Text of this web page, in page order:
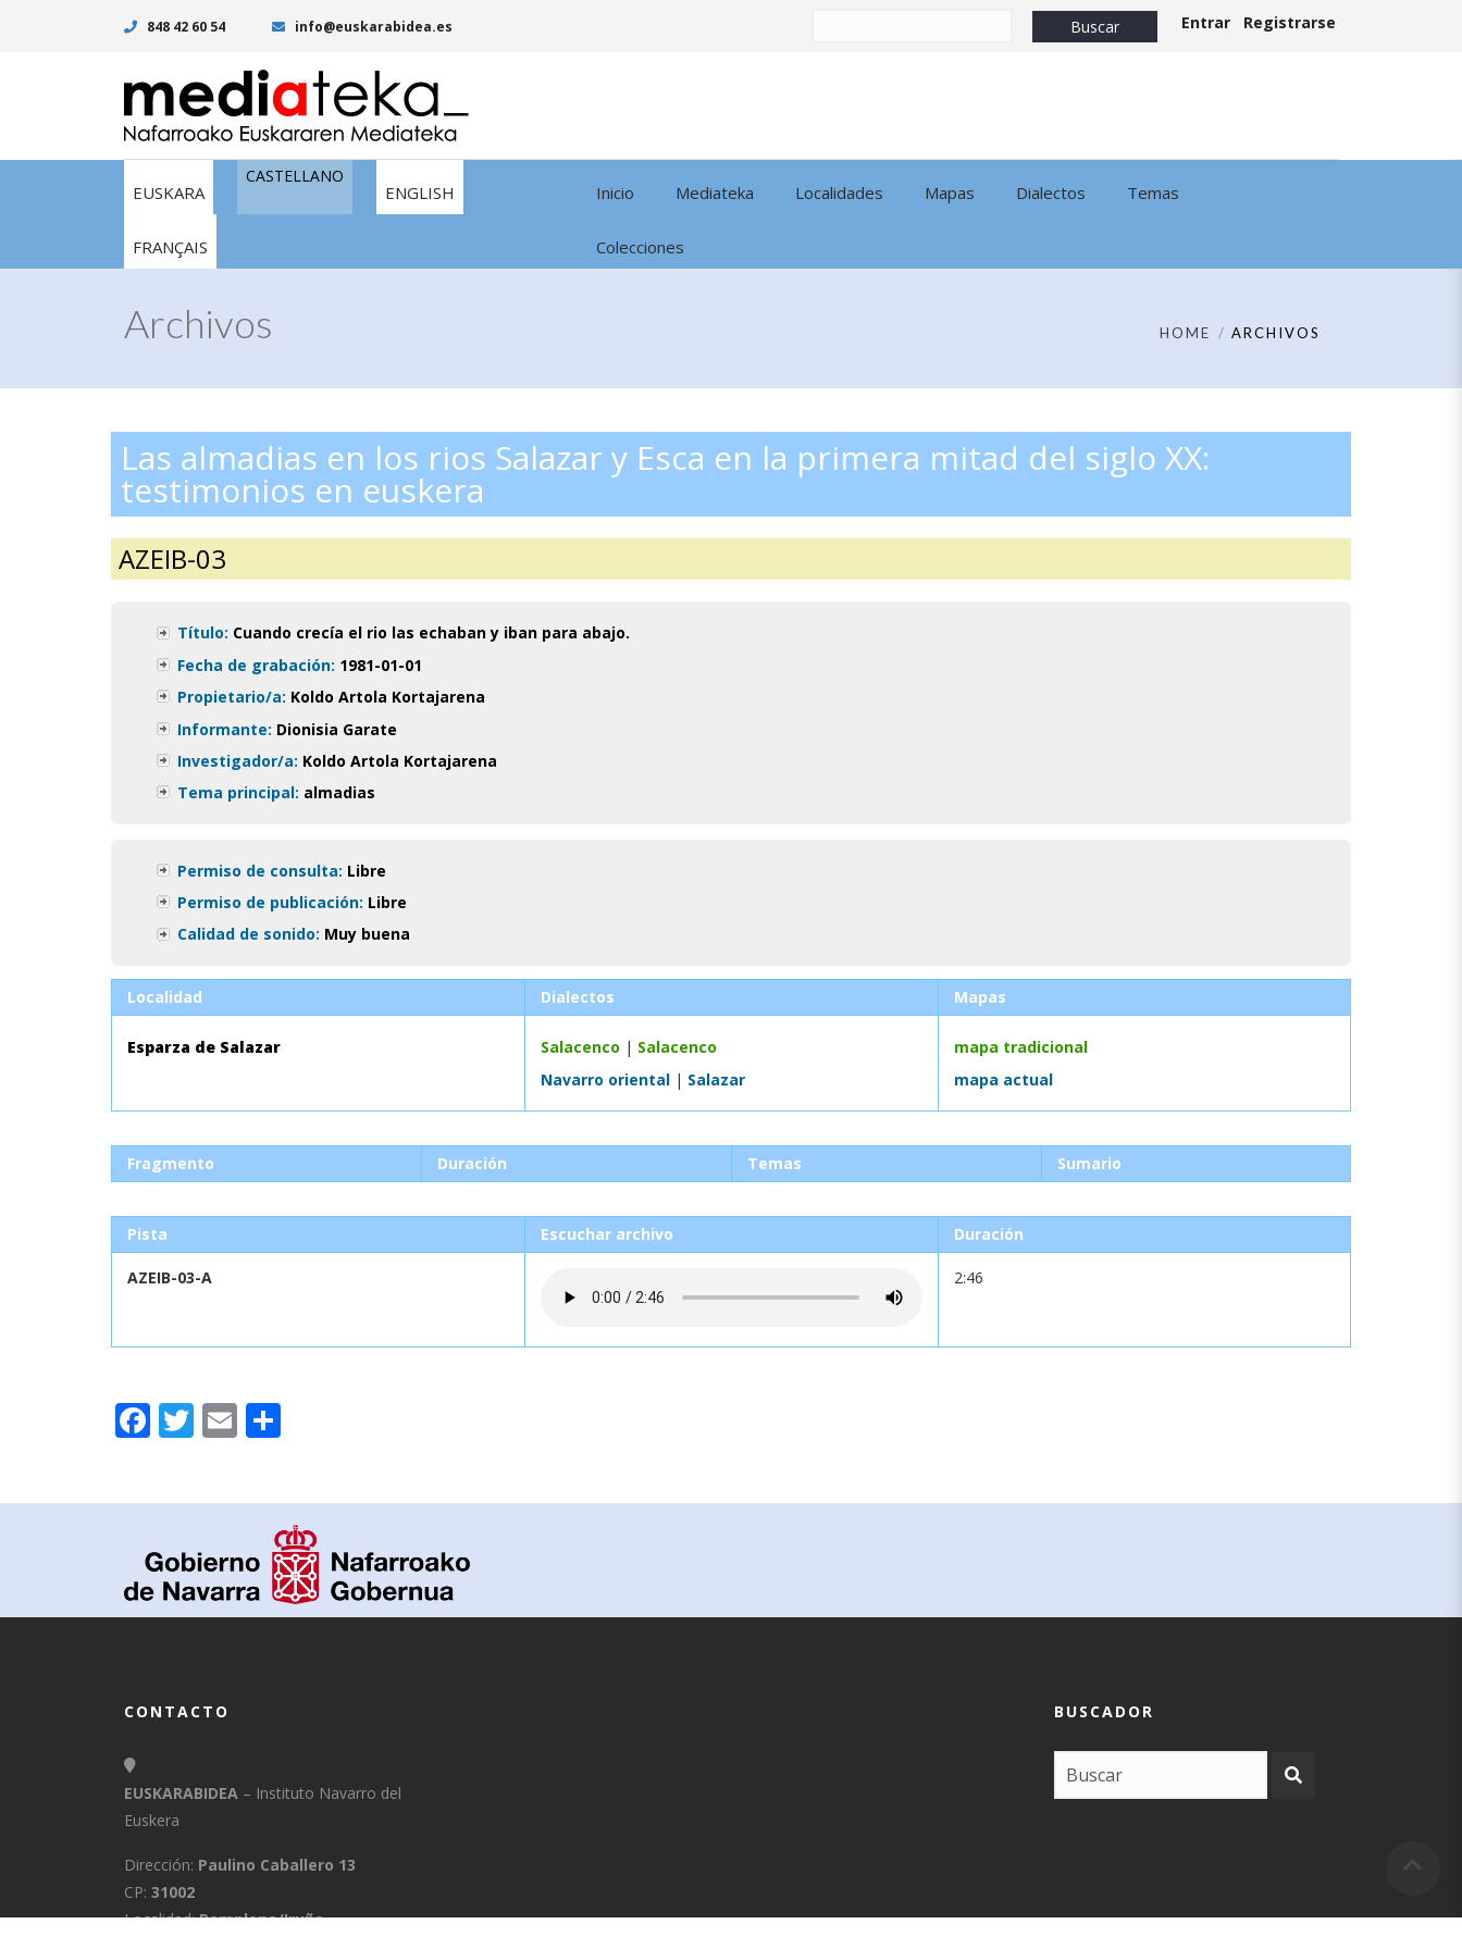
848 42 60 54 info@euskarabidea.es Entrar Registrarse
EUSKARA
CASTELLANO
ENGLISH
FRANÇAIS
Inicio Mediateka Localidades Mapas Dialectos Temas
Colecciones
Archivos HOME ARCHIVOS
Las almadias en los rios Salazar y Esca en la primera mitad del siglo XX:
testimonios en euskera
AZEIB-03
Título: Cuando crecía el rio las echaban y iban para abajo.
Fecha de grabación: 1981-01-01
Propietario/a: Koldo Artola Kortajarena
Informante: Dionisia Garate
Investigador/a: Koldo Artola Kortajarena
Tema principal: almadias
Permiso de consulta: Libre
Permiso de publicación: Libre
Calidad de sonido: Muy buena
Localidad Dialectos Mapas
Esparza de Salazar Salacenco | Salacenco
Navarro oriental | Salazar
mapa tradicional
mapa actual
Fragmento Duración Temas Sumario
Pista Escuchar archivo Duración
AZEIB-03-A 2:46
Facebook
Twitter
Email
CONTACTO
EUSKARABIDEA – Instituto Navarro del
Euskera
Dirección: Paulino Caballero 13
CP: 31002
Localidad:Pamplona/Iruña
BUSCADOR